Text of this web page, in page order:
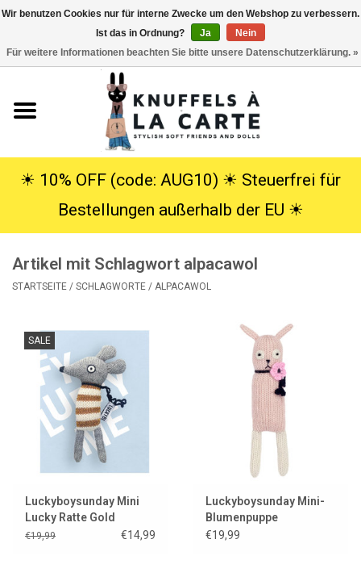
Kuscheltiere
SALE
Info
Lookbooks
☀︎ 10% OFF (code: AUG10) ☀︎ Steuerfrei für
Bestellungen außerhalb der EU ☀︎
Artikel mit Schlagwort alpacawol
STARTSEITE / SCHLAGWORTE / ALPACAWOL
SALE
Luckyboysunday Mini
Lucky Ratte Gold
€19,99 €14,99
Luckyboysunday Mini-
Blumenpuppe
€19,99
Wir benutzen Cookies nur für interne Zwecke um den Webshop zu verbessern.
Ist das in Ordnung?
Ja
Nein
Für weitere Informationen beachten Sie bitte unsere Datenschutzerklärung. »